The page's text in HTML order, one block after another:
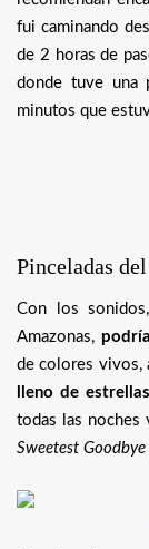
fui caminando
de 2 horas de
donde tuve una
minutos que
Pinceladas
Con los
Amazonas,
de colores vivos,
lleno de
todas las noches
Sweetest Goodbye